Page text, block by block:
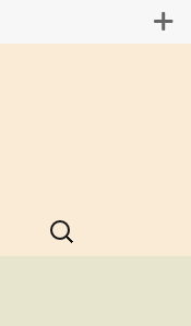
Suchen
nach: